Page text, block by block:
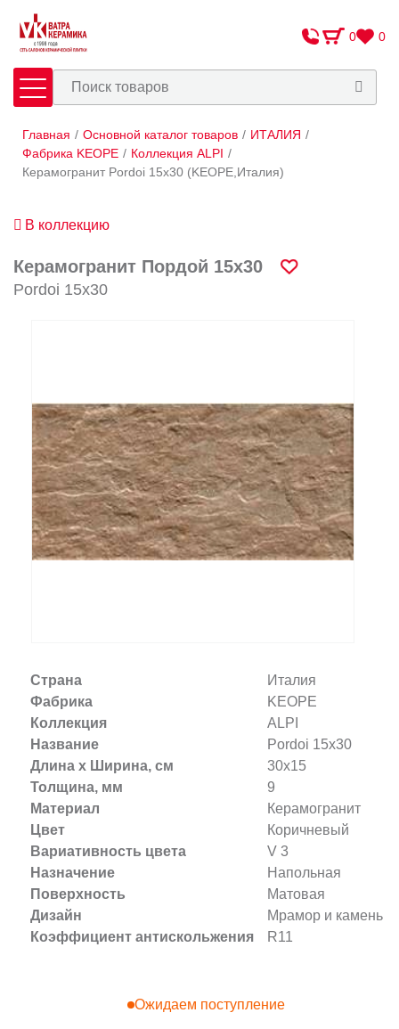
0 0
Плитка Сантехника
Сотрудничество
О Компании
Контакты
+7 (495) 532-06-30 internet@kdv.ru
Заказать звонок
Главная / Основной каталог товаров / ИТАЛИЯ /
Фабрика KEOPE / Коллекция ALPI /
Керамогранит Pordoi 15х30 (KEOPE,Италия)
В коллекцию
Керамогранит Пордой 15х30
Pordoi 15х30
Страна
Италия
Фабрика
KEOPE
Коллекция
ALPI
Название
Pordoi 15х30
Длина х Ширина, см
30x15
Толщина, мм
9
Материал
Керамогранит
Цвет
Коричневый
Вариативность цвета
V 3
Назначение
Напольная
Поверхность
Матовая
Дизайн
Мрамор и камень
Коэффициент антискольжения
R11
Ожидаем поступление